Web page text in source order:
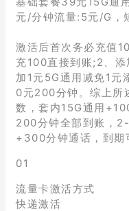
元/分钟流量:5元/G，
激活后首次务必充值
充100直接到账;2、
加1元5G通用减免1元
0元200分钟。综上所
数，套内15G通用
200分钟全部到账，
+300分钟通话，到期
01
流量卡激活方式
快递激活